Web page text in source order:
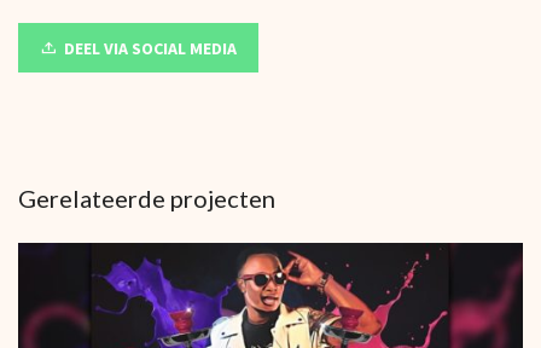
DEEL VIA SOCIAL MEDIA
Gerelateerde projecten